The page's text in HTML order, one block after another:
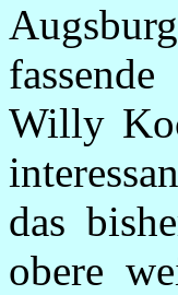
Willy
das
obere